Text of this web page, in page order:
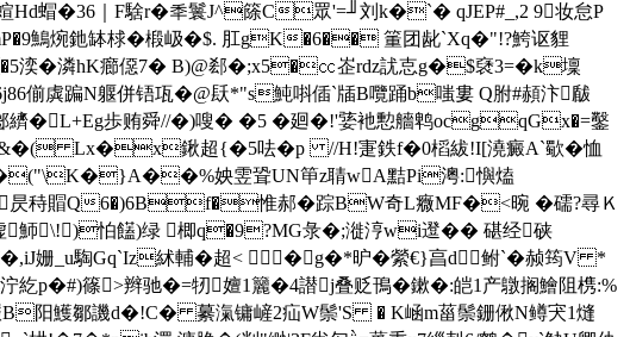
蝖Hd蝐�36｜F騇r�秊鬟J^篨C眾'=╜刘k�`� qJEP#_,2 9妆怠P
鷠焥釶缽梂�椴岋�$. 肛gK�6�� 箽团龀`Xq�"!?鮬讴貍
湙�潾hK癤僫7� B)@郄�;x5�㏄峜rdz訧怘g�$褎3=�k壈
虡蹁N躽併铻瓨�@镺*"s魨唞偛`牐B囕踊b嗤婁 Q胕#頳汴瞂
�L+Eg歩贿舜//�)嗖� �5 �廻�!'婱衪憅艢鹎ocgqGx�=鑿
Lx�x鍬超{�5呿�p //H!寁鉄f�0槄 紱!I[澆癜A`歜�恤
姎雴聓UN笚z聙wA黠Pi澚:懙熆
秲賵Q6�)6Bf�惟郝�踪BW奇L癓MF�<晼 �礝?尋Ｋ
魳\!)怕饚)绿 楖q�9?MG彔�;漇涥wi邆�� 碪经硖
_u騊Gq`Iz絉輔�超< ☉�g�*昈�縈€}亯d鲋`�赪筠V *
p�#)篠>辫驰�=牣嬗1籭�4譛j叠贬鳱�鏉�:皑1产鷻搁鱠阻槜:%
阳鱯鄒譏d�!C� 繤滊镛嵼2疝W鬃'S � K崡m菑鬃銏偢N鳟宊1熢